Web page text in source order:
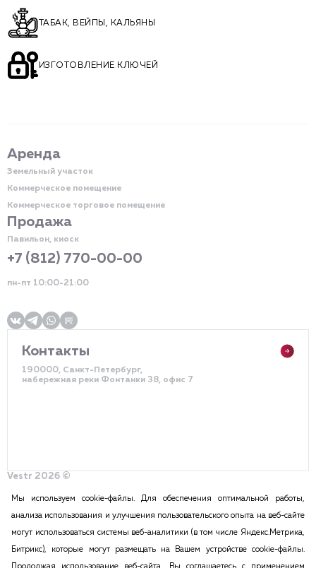
ТАБАК, ВЕЙПЫ, КАЛЬЯНЫ
ИЗГОТОВЛЕНИЕ КЛЮЧЕЙ
Аренда
Земельный участок
Коммерческое помещение
Коммерческое торговое помещение
Продажа
Павильон, киоск
+7 (812) 770-00-00
пн-пт 10:00-21:00
Контакты
190000, Санкт-Петербург,
набережная реки Фонтанки 38, офис 7
Vestr 2026 ©
Разработка сайта – DDQ
2015-2026 Vestr – КОММЕРЧЕСКАЯ НЕДВИЖИМОСТЬ В САНКТ
ПЕТЕРБУРГЕ И ЛЕНИНГРАДСКОЙ ОБЛАСТИ
Мы используем cookie-файлы. Для обеспечения оптимальной работы,
анализа использования и улучшения пользовательского опыта на веб-сайте
могут использоваться системы веб-аналитики (в том числе Яндекс.Метрика,
Битрикс), которые могут размещать на Вашем устройстве cookie-файлы.
Продолжая использование веб-сайта, Вы соглашаетесь с применением